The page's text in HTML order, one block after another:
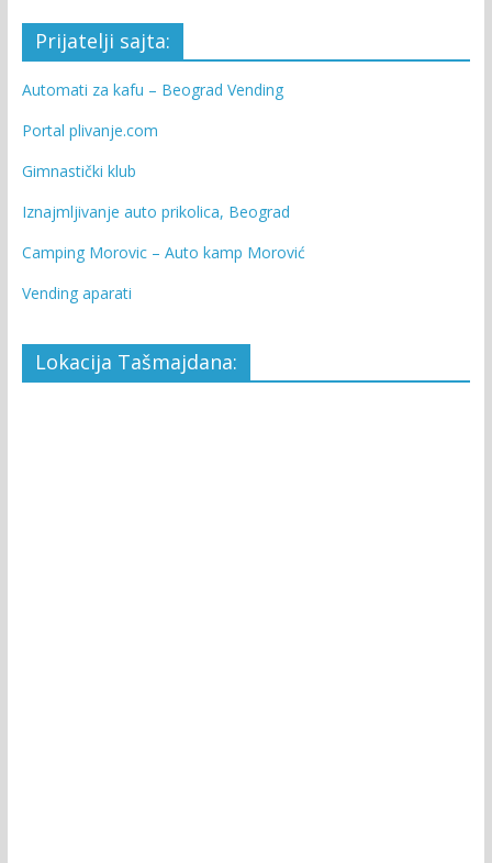
Prijatelji sajta:
Automati za kafu – Beograd Vending
Portal plivanje.com
Gimnastički klub
Iznajmljivanje auto prikolica, Beograd
Camping Morovic – Auto kamp Morović
Vending aparati
Lokacija Tašmajdana: